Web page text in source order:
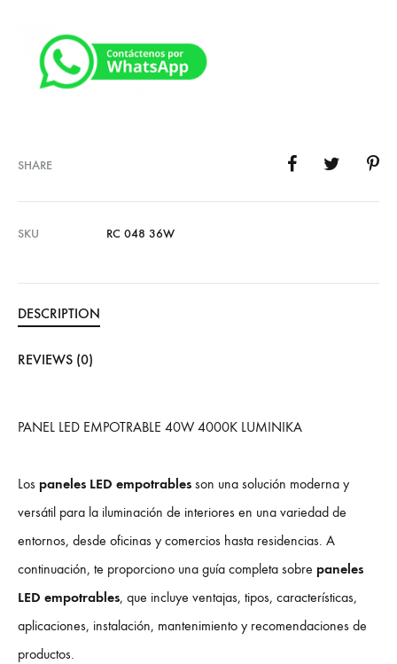
SHARE
SKU RC 048 36W
DESCRIPTION
REVIEWS (0)
PANEL LED EMPOTRABLE 40W 4000K LUMINIKA
Los paneles LED empotrables son una solución moderna y
versátil para la iluminación de interiores en una variedad de
entornos, desde oficinas y comercios hasta residencias. A
continuación, te proporciono una guía completa sobre paneles
LED empotrables, que incluye ventajas, tipos, características,
aplicaciones, instalación, mantenimiento y recomendaciones de
productos.